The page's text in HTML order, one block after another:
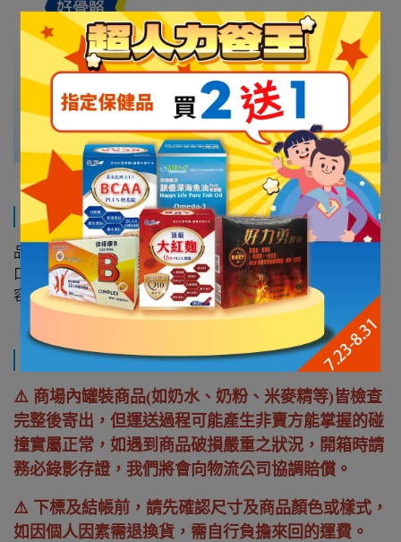
規格說明
品名：金補體素 優蛋白液態營養飲品 (箱購)
口味：原味、香草
容量：237mlx24入
運送方式
⚠️ 商場內罐裝商品(如奶水、奶粉、米麥精等)皆檢查
完整後寄出，但運送過程可能產生非賣方能掌握的碰
撞實屬正常，如遇到商品破損嚴重之狀況，開箱時請
務必錄影存證，我們將會向物流公司協調賠償。
⚠️ 下標及結帳前，請先確認尺寸及商品顏色或樣式，
如因個人因素需退換貨，需自行負擔來回的運費。